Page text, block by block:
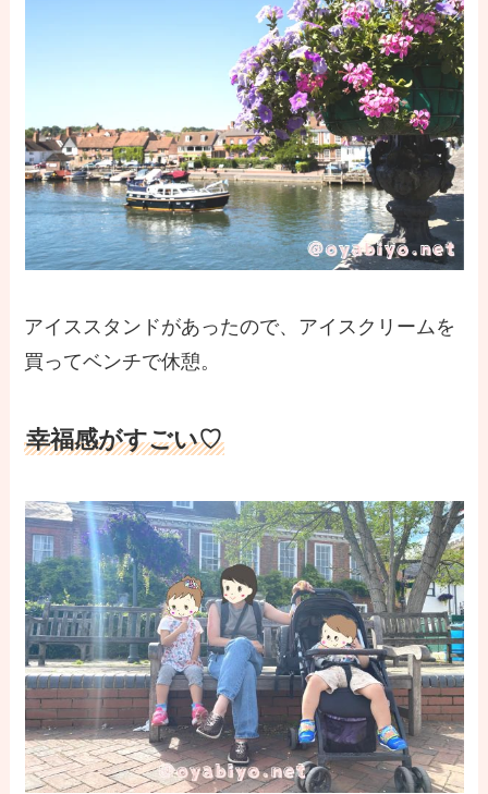
アイススタンドがあったので、アイスクリームを
買ってベンチで休憩。
幸福感がすごい♡